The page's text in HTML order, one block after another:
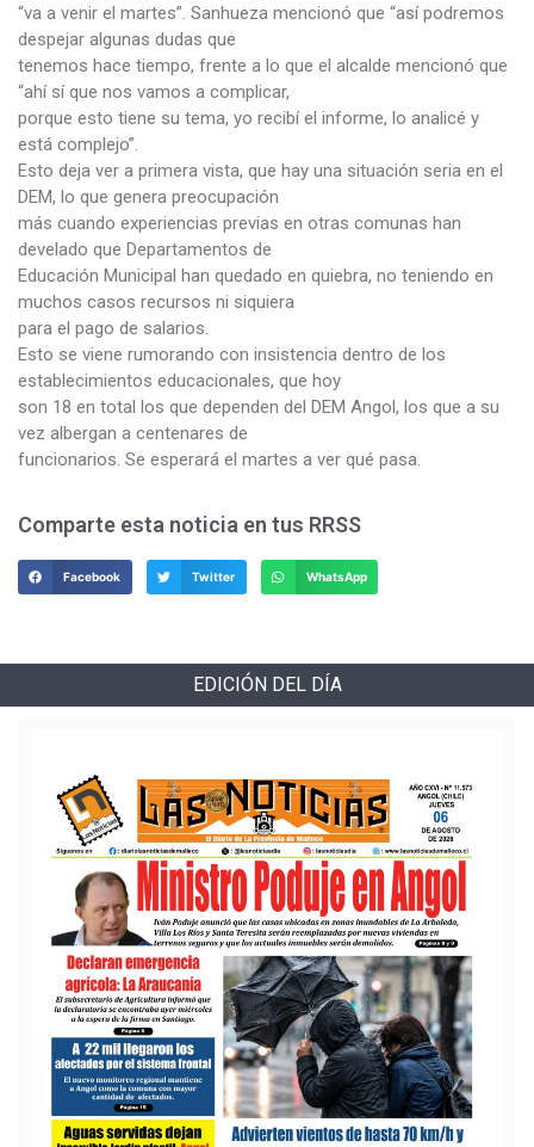
“va a venir el martes”. Sanhueza mencionó que “así podremos
despejar algunas dudas que
tenemos hace tiempo, frente a lo que el alcalde mencionó que
“ahí sí que nos vamos a complicar,
porque esto tiene su tema, yo recibí el informe, lo analicé y
está complejo”.
Esto deja ver a primera vista, que hay una situación seria en el
DEM, lo que genera preocupación
más cuando experiencias previas en otras comunas han
develado que Departamentos de
Educación Municipal han quedado en quiebra, no teniendo en
muchos casos recursos ni siquiera
para el pago de salarios.
Esto se viene rumorando con insistencia dentro de los
establecimientos educacionales, que hoy
son 18 en total los que dependen del DEM Angol, los que a su
vez albergan a centenares de
funcionarios. Se esperará el martes a ver qué pasa.
Comparte esta noticia en tus RRSS
Facebook Twitter WhatsApp
EDICIÓN DEL DÍA